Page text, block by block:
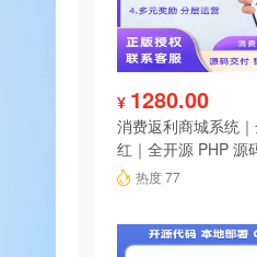
¥ 1280.00
消费返利商城系统
红｜全开源 PHP 源
热度 77